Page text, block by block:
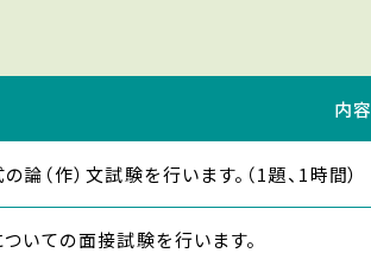
内容
論（作）文試験を行います。（1題、1時間）
いての面接試験を行います。